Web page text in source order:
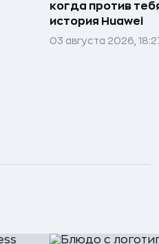
когда против
история Huawei
03 августа 2026,